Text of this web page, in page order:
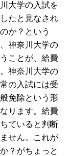
大学の入試を
たと見なされ
か？という
神奈川大学の
ことが、給費
神奈川大学の
の入試には受
免除という形
ります。給費
ていると判断
せん。これが
？がちょっと